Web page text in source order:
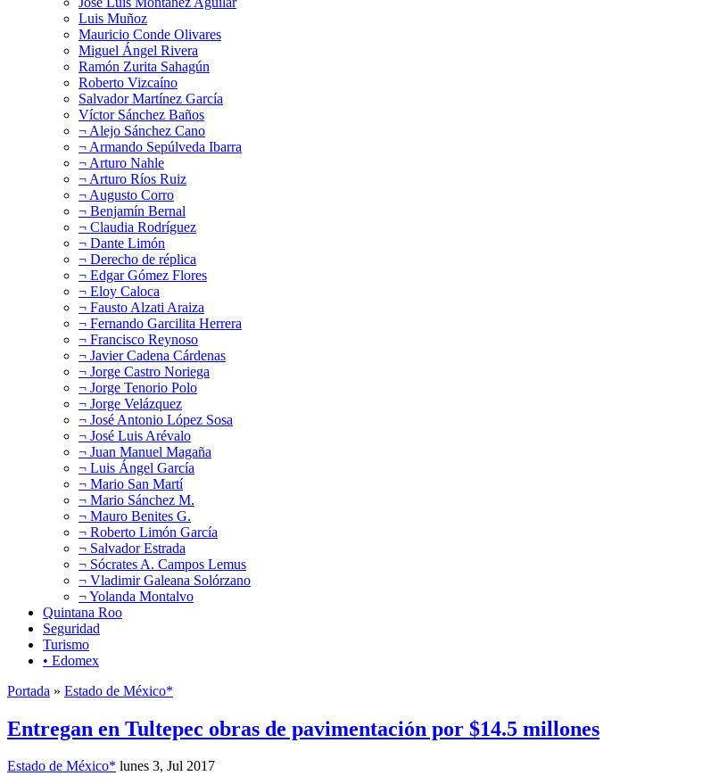
Luis Muñoz
Mauricio Conde Olivares
Miguel Ángel Rivera
Ramón Zurita Sahagún
Roberto Vizcaíno
Salvador Martínez García
Víctor Sánchez Baños
¬ Alejo Sánchez Cano
¬ Armando Sepúlveda Ibarra
¬ Arturo Nahle
¬ Arturo Ríos Ruiz
¬ Augusto Corro
¬ Benjamín Bernal
¬ Claudia Rodríguez
¬ Dante Limón
¬ Derecho de réplica
¬ Edgar Gómez Flores
¬ Eloy Caloca
¬ Fausto Alzati Araiza
¬ Fernando Garcilita Herrera
¬ Francisco Reynoso
¬ Javier Cadena Cárdenas
¬ Jorge Castro Noriega
¬ Jorge Tenorio Polo
¬ Jorge Velázquez
¬ José Antonio López Sosa
¬ José Luis Arévalo
¬ Juan Manuel Magaña
¬ Luis Ángel García
¬ Mario San Martí
¬ Mario Sánchez M.
¬ Mauro Benites G.
¬ Roberto Limón García
¬ Salvador Estrada
¬ Sócrates A. Campos Lemus
¬ Vladimir Galeana Solórzano
¬ Yolanda Montalvo
Quintana Roo
Seguridad
Turismo
• Edomex
Portada » Estado de México*
Entregan en Tultepec obras de pavimentación por $14.5 millones
Estado de México* lunes 3, Jul 2017